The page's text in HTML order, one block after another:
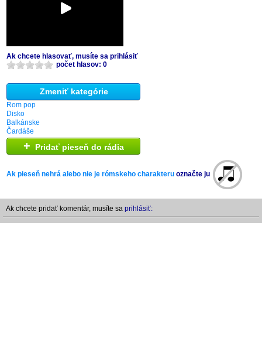
Ak chcete hlasovať, musíte sa prihlásiť
počet hlasov: 0
Zmeniť kategórie
Rom pop
Disko
Balkánske
Čardáše
+ Pridať pieseň do rádia
Ak pieseň nehrá alebo nie je rómskeho charakteru označte ju
Ak chcete pridať komentár, musíte sa prihlásiť: